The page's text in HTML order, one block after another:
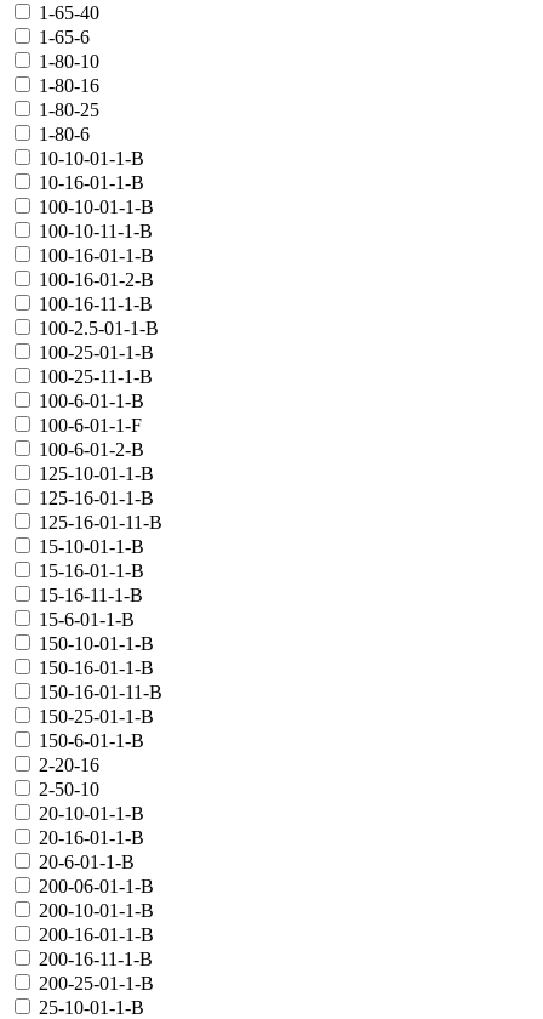
1-65-40
1-65-6
1-80-10
1-80-16
1-80-25
1-80-6
10-10-01-1-В
10-16-01-1-В
100-10-01-1-В
100-10-11-1-В
100-16-01-1-В
100-16-01-2-В
100-16-11-1-В
100-2.5-01-1-B
100-25-01-1-В
100-25-11-1-В
100-6-01-1-B
100-6-01-1-F
100-6-01-2-B
125-10-01-1-В
125-16-01-1-В
125-16-01-11-В
15-10-01-1-В
15-16-01-1-В
15-16-11-1-В
15-6-01-1-В
150-10-01-1-В
150-16-01-1-В
150-16-01-11-В
150-25-01-1-В
150-6-01-1-В
2-20-16
2-50-10
20-10-01-1-В
20-16-01-1-В
20-6-01-1-В
200-06-01-1-В
200-10-01-1-В
200-16-01-1-В
200-16-11-1-В
200-25-01-1-В
25-10-01-1-В